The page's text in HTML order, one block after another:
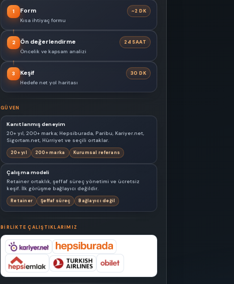
1 Form ~2 DK
Kısa ihtiyaç formu
2 Ön değerlendirme 24 SAAT
Öncelik ve kapsam analizi
3 Keşif 30 DK
Hedefe net yol haritası
GÜVEN
Kanıtlanmış deneyim
20+ yıl, 200+ marka; Hepsiburada, Paribu, Kariyer.net,
Sigortam.net, Hürriyet ve seçili ortaklar.
20+ yıl 200+ marka Kurumsal referans
Çalışma modeli
Retainer ortaklık, şeffaf süreç yönetimi ve ücretsiz
keşif. İlk görüşme bağlayıcı değildir.
Retainer Şeffaf süreç Bağlayıcı değil
BIRLIKTE ÇALIŞTIKLARIMIZ